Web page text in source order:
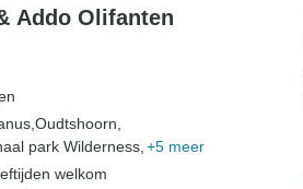
Addo Olifanten
Oudtshoorn,
park Wilderness, +5 meer
welkom